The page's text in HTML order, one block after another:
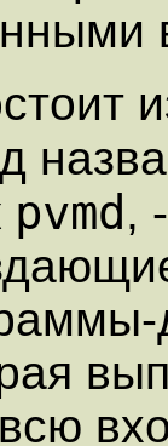
pvmd ,